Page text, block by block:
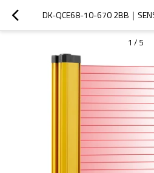
1 / 5